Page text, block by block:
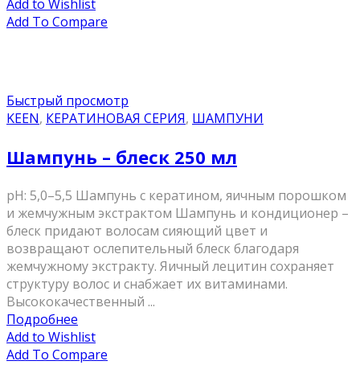
Add to Wishlist
Add To Compare
Быстрый просмотр
KEEN, КЕРАТИНОВАЯ СЕРИЯ, ШАМПУНИ
Шампунь – блеск 250 мл
pH: 5,0–5,5 Шампунь с кератином, яичным порошком
и жемчужным экстрактом Шампунь и кондиционер –
блеск придают волосам сияющий цвет и
возвращают ослепительный блеск благодаря
жемчужному экстракту. Яичный лецитин сохраняет
структуру волос и снабжает их витаминами.
Высококачественный ...
Подробнее
Add to Wishlist
Add To Compare